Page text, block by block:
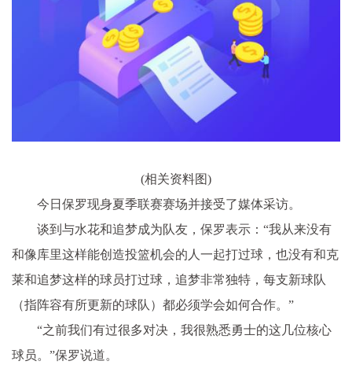
(相关资料图)
今日保罗现身夏季联赛赛场并接受了媒体采访。
谈到与水花和追梦成为队友，保罗表示：“我从来没有
和像库里这样能创造投篮机会的人一起打过球，也没有和克
莱和追梦这样的球员打过球，追梦非常独特，每支新球队
（指阵容有所更新的球队）都必须学会如何合作。”
“之前我们有过很多对决，我很熟悉勇士的这几位核心
球员。”保罗说道。